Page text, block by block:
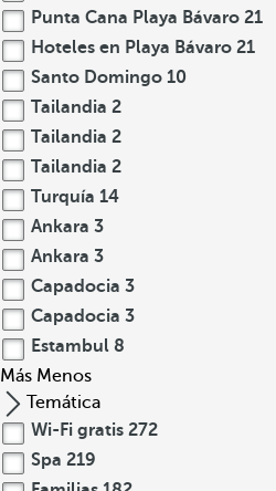
Punta Cana Playa Bávaro 21
Hoteles en Playa Bávaro 21
Santo Domingo 10
Tailandia 2
Tailandia 2
Tailandia 2
Turquía 14
Ankara 3
Ankara 3
Capadocia 3
Capadocia 3
Estambul 8
Más Menos
Temática
Wi-Fi gratis 272
Spa 219